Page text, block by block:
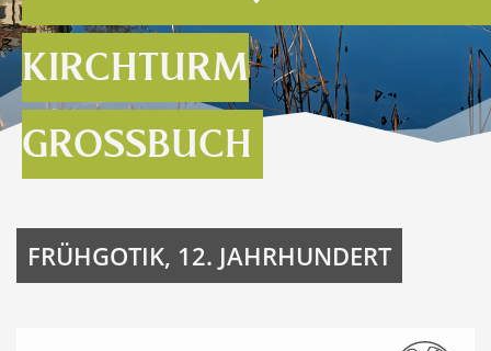
KIRCHTURM
GROSSBUCH
FRÜHGOTIK, 12. JAHRHUNDERT